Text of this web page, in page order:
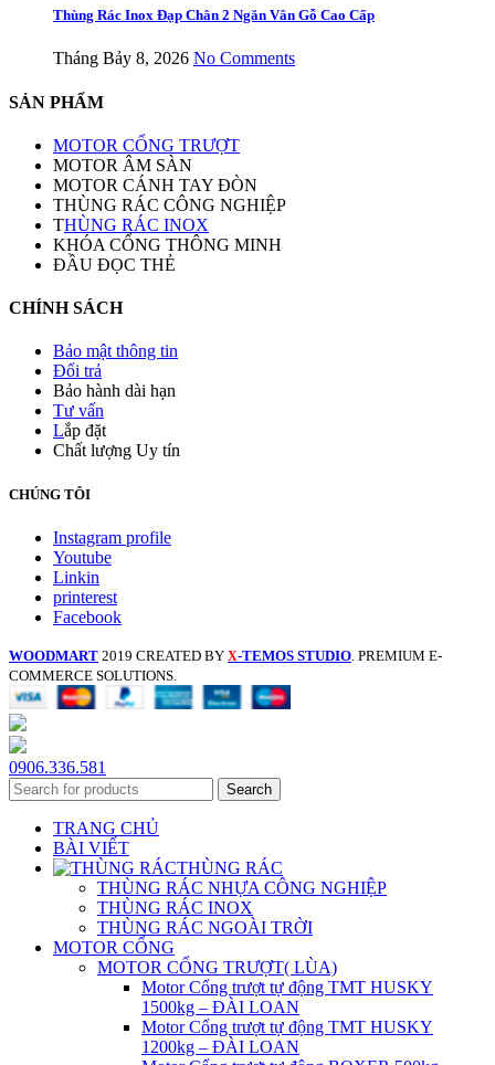
Thùng Rác Inox Đạp Chân 2 Ngăn Vân Gỗ Cao Cấp
Tháng Bảy 8, 2026 No Comments
SẢN PHẨM
MOTOR CỔNG TRƯỢT
MOTOR ÂM SÀN
MOTOR CÁNH TAY ĐÒN
THÙNG RÁC CÔNG NGHIỆP
THÙNG RÁC INOX
KHÓA CỔNG THÔNG MINH
ĐẦU ĐỌC THẺ
CHÍNH SÁCH
Bảo mật thông tin
Đổi trả
Bảo hành dài hạn
Tư vấn
Lắp đặt
Chất lượng Uy tín
CHÚNG TÔI
Instagram profile
Youtube
Linkin
printerest
Facebook
WOODMART 2019 CREATED BY X-TEMOS STUDIO . PREMIUM E-
COMMERCE SOLUTIONS.
0906.336.581
Search
TRANG CHỦ
BÀI VIẾT
THÙNG RÁC
THÙNG RÁC NHỰA CÔNG NGHIỆP
THÙNG RÁC INOX
THÙNG RÁC NGOÀI TRỜI
MOTOR CỔNG
MOTOR CỔNG TRƯỢT( LÙA)
Motor Cổng trượt tự động TMT HUSKY
1500kg – ĐÀI LOAN
Motor Cổng trượt tự động TMT HUSKY
1200kg – ĐÀI LOAN